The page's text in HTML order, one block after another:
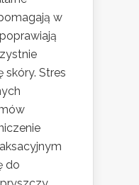
w
skóry. Stres
do